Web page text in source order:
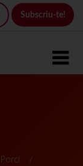
Subscriu-te!
Porcí